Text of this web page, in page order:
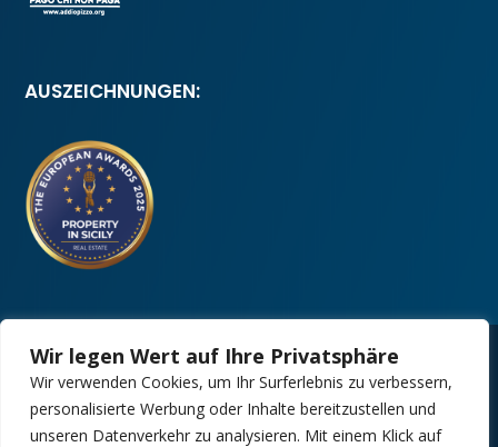
Wir legen Wert auf Ihre Privatsphäre
Wir verwenden Cookies, um Ihr Surferlebnis zu verbessern,
personalisierte Werbung oder Inhalte bereitzustellen und
unseren Datenverkehr zu analysieren. Mit einem Klick auf
AUSZEICHNUNGEN:
Copyright 2025 | Property in Sicily S.R.L. – International Real
Estate Agency • P.IVA: IT – 06925560820 • REA: PA –
425350